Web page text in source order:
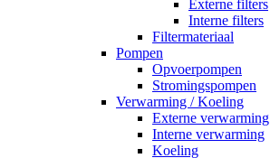
Externe filters
Interne filters
Filtermateriaal
Pompen
Opvoerpompen
Stromingspompen
Verwarming / Koeling
Externe verwarming
Interne verwarming
Koeling